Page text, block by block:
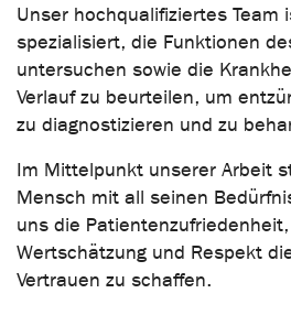
Unser hochqualifiziertes Team
spezialisiert, die Funktionen
untersuchen sowie die
Verlauf zu beurteilen, um
zu diagnostizieren und zu
Im Mittelpunkt unserer Arbeit
Mensch mit all seinen
uns die
Wertschätzung und Respekt
Vertrauen zu schaffen.